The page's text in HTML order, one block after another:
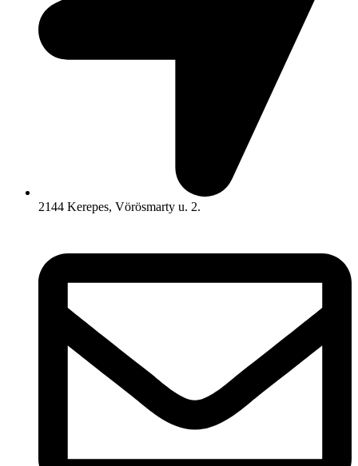
2144 Kerepes, Vörösmarty u. 2.